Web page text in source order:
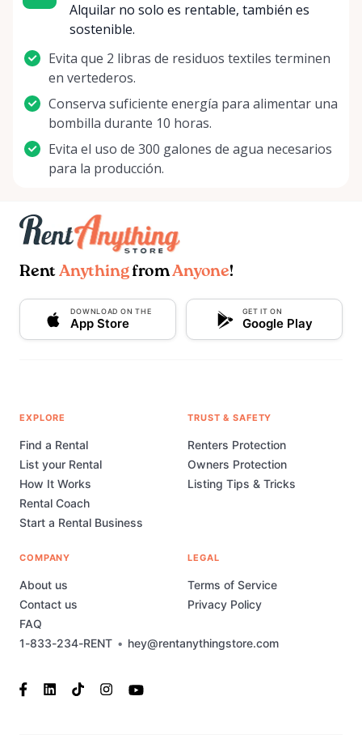
Alquilar no solo es rentable, también es
sostenible.
Evita que 2 libras de residuos textiles terminen
en vertederos.
Conserva suficiente energía para alimentar una
bombilla durante 10 horas.
Evita el uso de 300 galones de agua necesarios
para la producción.
Rent AnythingfromAnyone!
DOWNLOAD ON THE
App Store
GET IT ON
Google Play
1-833-234-RENT • hey@rentanythingstore.com
EXPLORE
Find a Rental
List your Rental
How It Works
Rental Coach
Start a Rental Business
TRUST & SAFETY
Renters Protection
Owners Protection
Listing Tips & Tricks
COMPANY
About us
Contact us
FAQ
LEGAL
Terms of Service
Privacy Policy